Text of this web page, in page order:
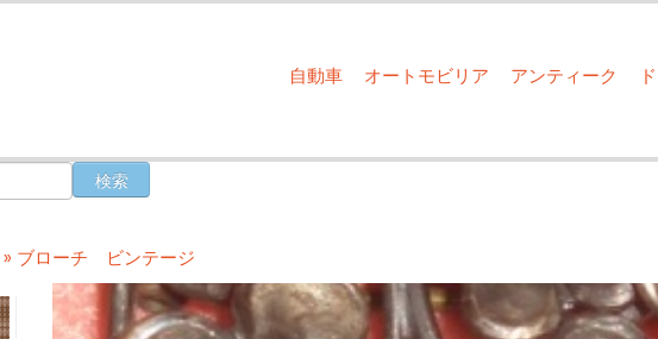
自動車 オートモビリア アンティーク
» ブローチ ビンテージ